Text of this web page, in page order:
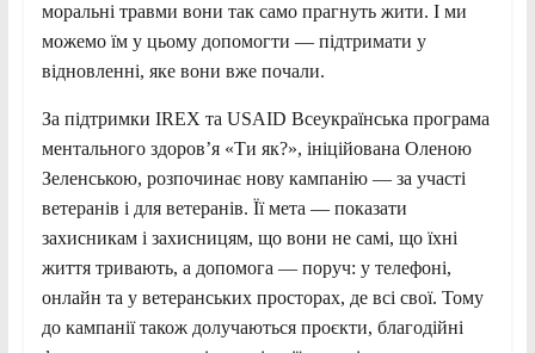
моральні травми вони так само прагнуть жити. І ми
можемо їм у цьому допомогти — підтримати у
відновленні, яке вони вже почали.
За підтримки IREX та USAID Всеукраїнська програма
ментального здоровʼя «Ти як?», ініційована Оленою
Зеленською, розпочинає нову кампанію — за участі
ветеранів і для ветеранів. Її мета — показати
захисникам і захисницям, що вони не самі, що їхні
життя тривають, а допомога — поруч: у телефоні,
онлайн та у ветеранських просторах, де всі свої. Тому
до кампанії також долучаються проєкти, благодійні